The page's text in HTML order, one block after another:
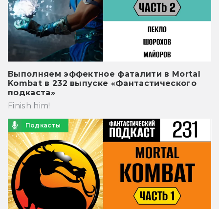
Выполняем эффектное фаталити в Mortal
Kombat в 232 выпуске «Фантастического
подкаста»
Finish him!
Подкасты